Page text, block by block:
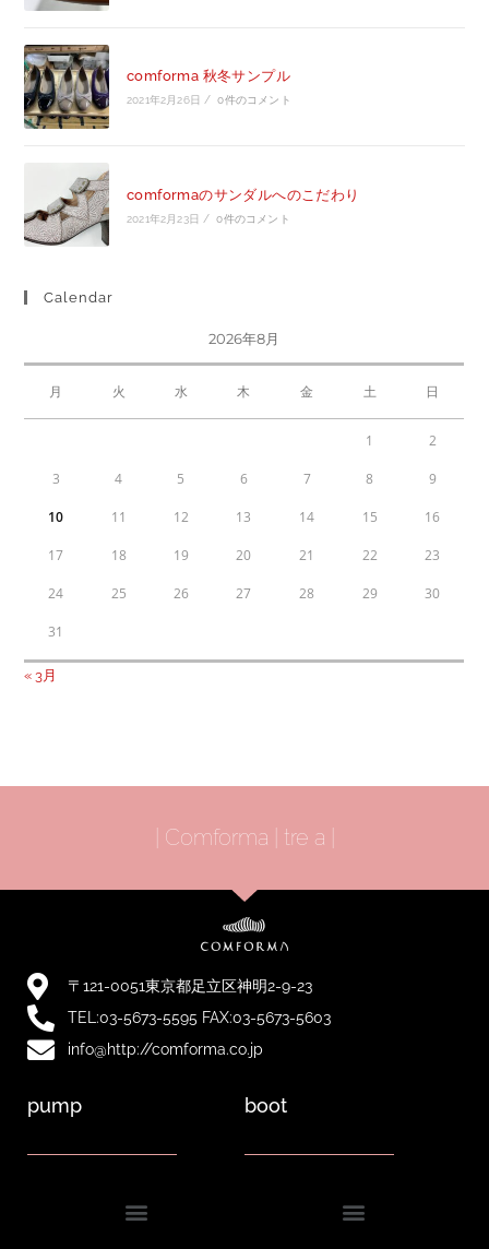
comforma 秋冬サンプル
2021年2月26日 / 0件のコメント
comformaのサンダルへのこだわり
2021年2月23日 / 0件のコメント
Calendar
2026年8月
月 火 水 木 金 土 日
1 2
3 4 5 6 7 8 9
10 11 12 13 14 15 16
17 18 19 20 21 22 23
24 25 26 27 28 29 30
31
« 3月
| Comforma | tre a |
〒121-0051東京都足立区神明2-9-23
TEL:03-5673-5595 FAX:03-5673-5603
info@http://comforma.co.jp
pump boot